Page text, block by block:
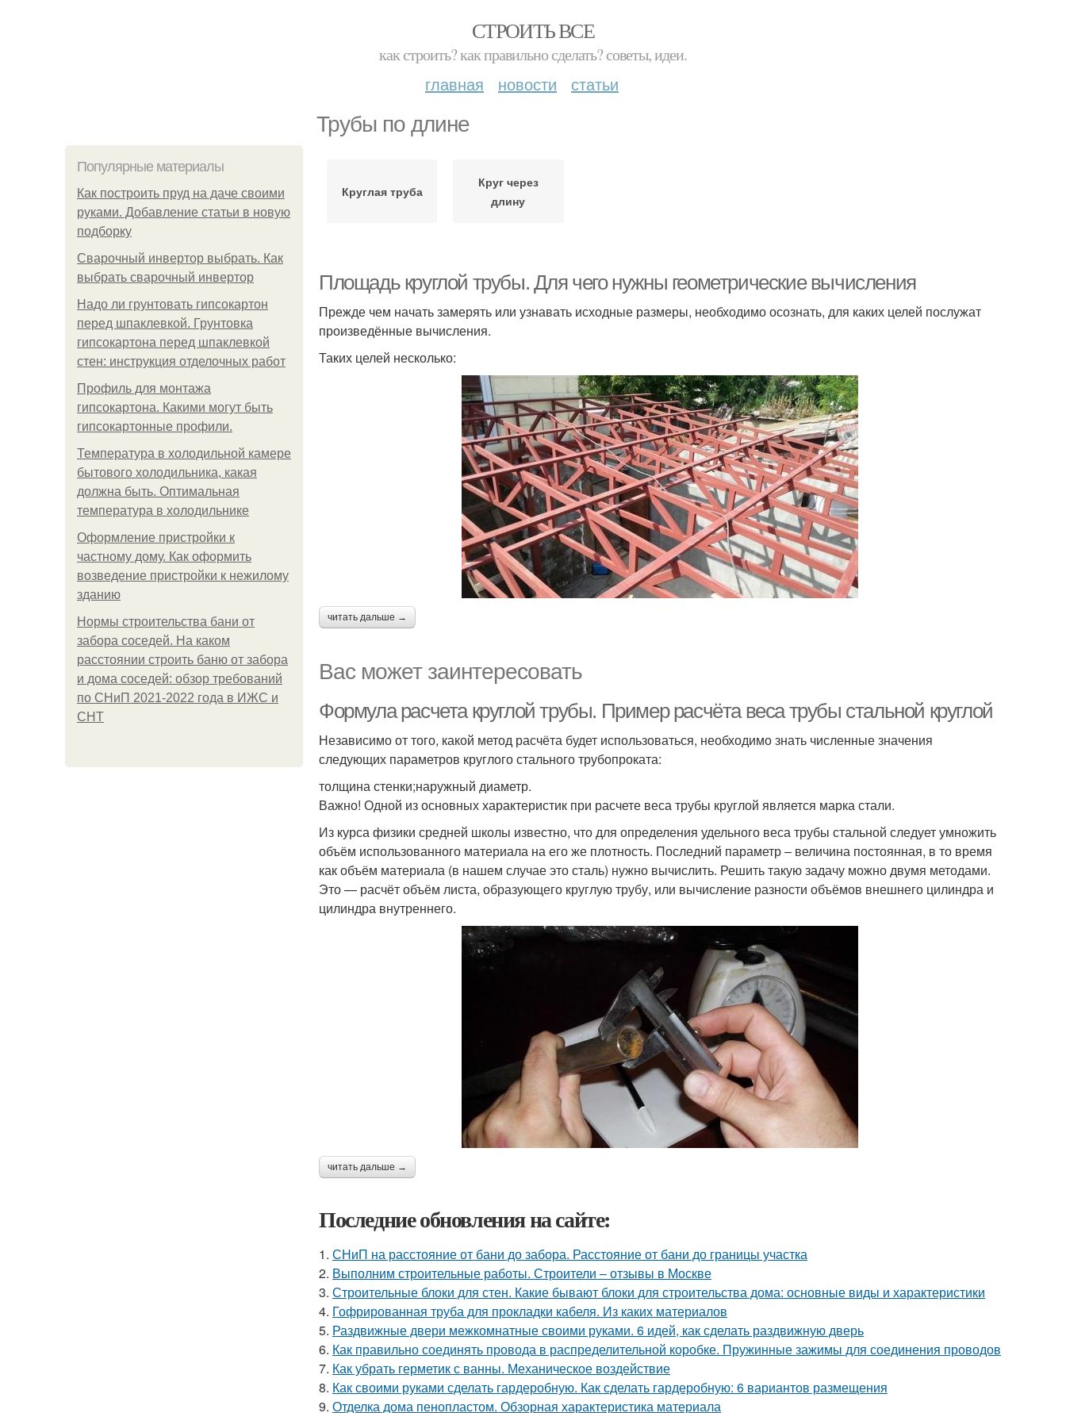
СТРОИТЬ ВСЕ
как строить? как правильно сделать? советы, идеи.
главная новости статьи
Трубы по длине
Популярные материалы
Как построить пруд на даче своими
руками. Добавление статьи в новую
подборку
Сварочный инвертор выбрать. Как
выбрать сварочный инвертор
Надо ли грунтовать гипсокартон
перед шпаклевкой. Грунтовка
гипсокартона перед шпаклевкой
стен: инструкция отделочных работ
Профиль для монтажа
гипсокартона. Какими могут быть
гипсокартонные профили.
Температура в холодильной камере
бытового холодильника, какая
должна быть. Оптимальная
температура в холодильнике
Оформление пристройки к
частному дому. Как оформить
возведение пристройки к нежилому
зданию
Нормы строительства бани от
забора соседей. На каком
расстоянии строить баню от забора
и дома соседей: обзор требований
по СНиП 2021-2022 года в ИЖС и
СНТ
Круглая труба
Круг через
длину
Площадь круглой трубы. Для чего нужны геометрические вычисления
Прежде чем начать замерять или узнавать исходные размеры, необходимо осознать, для каких целей послужат
произведённые вычисления.
Таких целей несколько:
читать дальше →
Вас может заинтересовать
Формула расчета круглой трубы. Пример расчёта веса трубы стальной круглой
Независимо от того, какой метод расчёта будет использоваться, необходимо знать численные значения
следующих параметров круглого стального трубопроката:
толщина стенки;наружный диаметр.
Важно! Одной из основных характеристик при расчете веса трубы круглой является марка стали.
Из курса физики средней школы известно, что для определения удельного веса трубы стальной следует умножить
объём использованного материала на его же плотность. Последний параметр – величина постоянная, в то время
как объём материала (в нашем случае это сталь) нужно вычислить. Решить такую задачу можно двумя методами.
Это — расчёт объём листа, образующего круглую трубу, или вычисление разности объёмов внешнего цилиндра и
цилиндра внутреннего.
читать дальше →
Последние обновления на сайте:
1. СНиП на расстояние от бани до забора. Расстояние от бани до границы участка
2. Выполним строительные работы. Строители – отзывы в Москве
3. Строительные блоки для стен. Какие бывают блоки для строительства дома: основные виды и характеристики
4. Гофрированная труба для прокладки кабеля. Из каких материалов
5. Раздвижные двери межкомнатные своими руками. 6 идей, как сделать раздвижную дверь
6. Как правильно соединять провода в распределительной коробке. Пружинные зажимы для соединения проводов
7. Как убрать герметик с ванны. Механическое воздействие
8. Как своими руками сделать гардеробную. Как сделать гардеробную: 6 вариантов размещения
9. Отделка дома пенопластом. Обзорная характеристика материала